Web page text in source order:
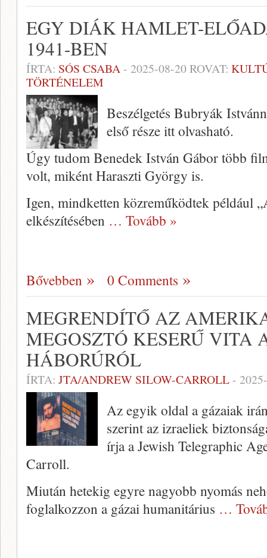
EGY DIÁK HAMLET-
1941-BEN
ÍRTA: SÓS CSABA- 2025-08-20ROVAT:
TÖRTÉNELEM
Beszélgetés Bubryák
első része itt olvasható.
Úgy tudom Benedek István Gábor több
volt, miként Haraszti György is.
Igen, mindketten közreműködtek például
elkészítésében … Tovább »
Bővebben 0 Comments
MEGRENDÍTŐ AZ
MEGOSZTÓ KESERŰ VITA
HÁBORÚRÓL
ÍRTA: JTA/ANDREW SILOW-CARROLL-
Az egyik oldal a gázaiak
szerint az izraeliek
írja a Jewish Telegraphic
Carroll.
Miután hetekig egyre nagyobb nyomás
foglalkozzon a gázai humanitárius …